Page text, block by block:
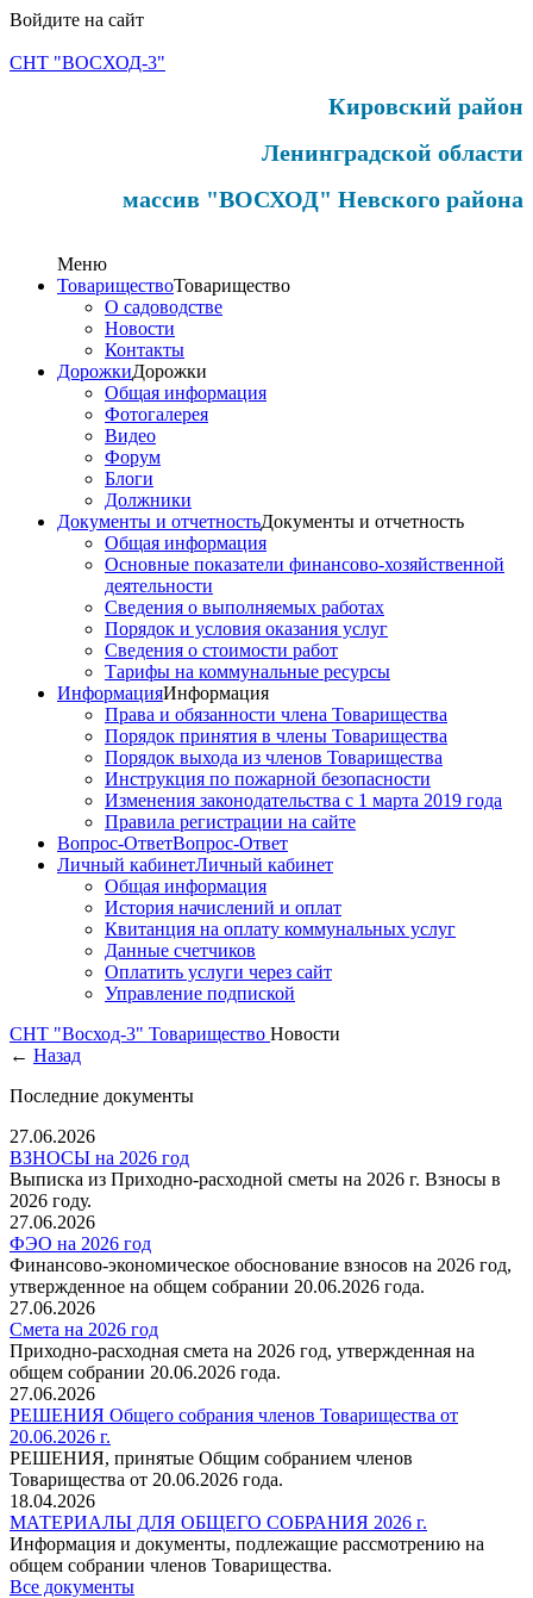
Войдите на сайт
СНТ "ВОСХОД-3"
Кировский район
Ленинградской области
массив "ВОСХОД" Невского района
Меню
ТовариществоТоварищество
О садоводстве
Новости
Контакты
ДорожкиДорожки
Общая информация
Фотогалерея
Видео
Форум
Блоги
Должники
Документы и отчетностьДокументы и отчетность
Общая информация
Основные показатели финансово-хозяйственной
деятельности
Сведения о выполняемых работах
Порядок и условия оказания услуг
Сведения о стоимости работ
Тарифы на коммунальные ресурсы
ИнформацияИнформация
Права и обязанности члена Товарищества
Порядок принятия в члены Товарищества
Порядок выхода из членов Товарищества
Инструкция по пожарной безопасности
Изменения законодательства с 1 марта 2019 года
Правила регистрации на сайте
Вопрос-ОтветВопрос-Ответ
Личный кабинетЛичный кабинет
Общая информация
История начислений и оплат
Квитанция на оплату коммунальных услуг
Данные счетчиков
Оплатить услуги через сайт
Управление подпиской
СНТ "Восход-3" Товарищество Новости
← Назад
Последние документы
27.06.2026
ВЗНОСЫ на 2026 год
Выписка из Приходно-расходной сметы на 2026 г. Взносы в
2026 году.
27.06.2026
ФЭО на 2026 год
Финансово-экономическое обоснование взносов на 2026 год,
утвержденное на общем собрании 20.06.2026 года.
27.06.2026
Смета на 2026 год
Приходно-расходная смета на 2026 год, утвержденная на
общем собрании 20.06.2026 года.
27.06.2026
РЕШЕНИЯ Общего собрания членов Товарищества от
20.06.2026 г.
РЕШЕНИЯ, принятые Общим собранием членов
Товарищества от 20.06.2026 года.
18.04.2026
МАТЕРИАЛЫ ДЛЯ ОБЩЕГО СОБРАНИЯ 2026 г.
Информация и документы, подлежащие рассмотрению на
общем собрании членов Товарищества.
Все документы